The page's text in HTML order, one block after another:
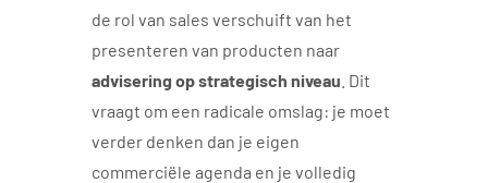
de rol van sales verschuift van het
presenteren van producten naar
advisering op strategisch niveau . Dit
vraagt om een radicale omslag: je moet
verder denken dan je eigen
commerciële agenda en je volledig